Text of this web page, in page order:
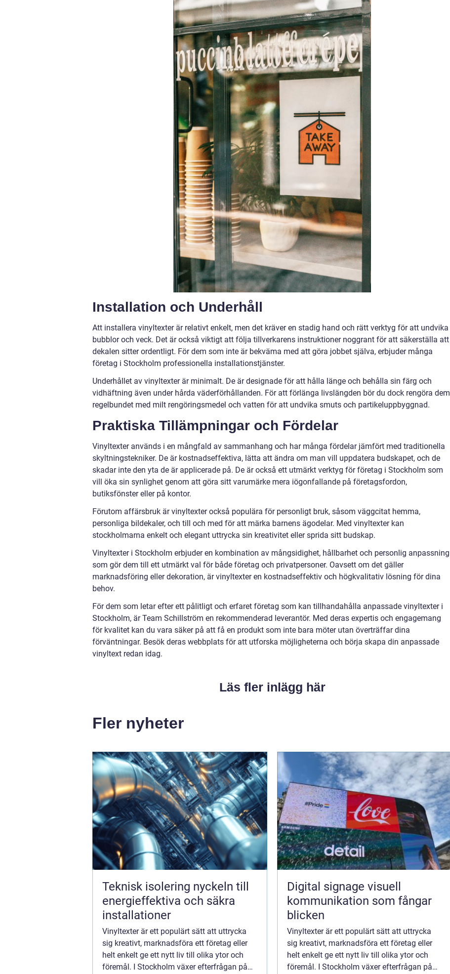
Installation och Underhåll
Att installera vinyltexter är relativt enkelt, men det kräver en stadig hand och rätt verktyg för att undvika
bubblor och veck. Det är också viktigt att följa tillverkarens instruktioner noggrant för att säkerställa att
dekalen sitter ordentligt. För dem som inte är bekväma med att göra jobbet själva, erbjuder många
företag i Stockholm professionella installationstjänster.
Underhållet av vinyltexter är minimalt. De är designade för att hålla länge och behålla sin färg och
vidhäftning även under hårda väderförhållanden. För att förlänga livslängden bör du dock rengöra dem
regelbundet med milt rengöringsmedel och vatten för att undvika smuts och partikeluppbyggnad.
Praktiska Tillämpningar och Fördelar
Vinyltexter används i en mångfald av sammanhang och har många fördelar jämfört med traditionella
skyltningstekniker. De är kostnadseffektiva, lätta att ändra om man vill uppdatera budskapet, och de
skadar inte den yta de är applicerade på. De är också ett utmärkt verktyg för företag i Stockholm som
vill öka sin synlighet genom att göra sitt varumärke mera iögonfallande på företagsfordon,
butiksfönster eller på kontor.
Förutom affärsbruk är vinyltexter också populära för personligt bruk, såsom väggcitat hemma,
personliga bildekaler, och till och med för att märka barnens ägodelar. Med vinyltexter kan
stockholmarna enkelt och elegant uttrycka sin kreativitet eller sprida sitt budskap.
Vinyltexter i Stockholm erbjuder en kombination av mångsidighet, hållbarhet och personlig anpassning
som gör dem till ett utmärkt val för både företag och privatpersoner. Oavsett om det gäller
marknadsföring eller dekoration, är vinyltexter en kostnadseffektiv och högkvalitativ lösning för dina
behov.
För dem som letar efter ett pålitligt och erfaret företag som kan tillhandahålla anpassade vinyltexter i
Stockholm, är Team Schillström en rekommenderad leverantör. Med deras expertis och engagemang
för kvalitet kan du vara säker på att få en produkt som inte bara möter utan överträffar dina
förväntningar. Besök deras webbplats för att utforska möjligheterna och börja skapa din anpassade
vinyltext redan idag.
Läs fler inlägg här
Fler nyheter
Teknisk isolering nyckeln till
energieffektiva och säkra
installationer
Vinyltexter är ett populärt sätt att uttrycka
sig kreativt, marknadsföra ett företag eller
helt enkelt ge ett nytt liv till olika ytor och
föremål. I Stockholm växer efterfrågan på
Digital signage visuell
kommunikation som fångar
blicken
Vinyltexter är ett populärt sätt att uttrycka
sig kreativt, marknadsföra ett företag eller
helt enkelt ge ett nytt liv till olika ytor och
föremål. I Stockholm växer efterfrågan på